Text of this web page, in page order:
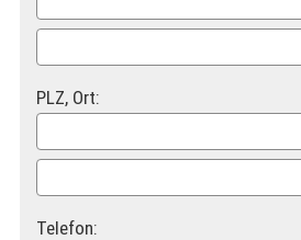
PLZ, Ort:
Telefon: